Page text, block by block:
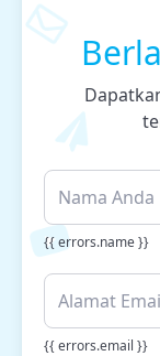
{{ errors.name }}
{{ errors.email }}